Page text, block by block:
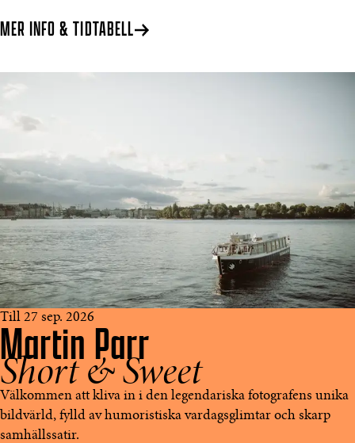
MER INFO & TIDTABELL
Till 27 sep. 2026
Martin Parr
Short & Sweet
Välkommen att kliva in i den legendariska fotografens unika
bildvärld, fylld av humoristiska vardagsglimtar och skarp
samhällssatir.